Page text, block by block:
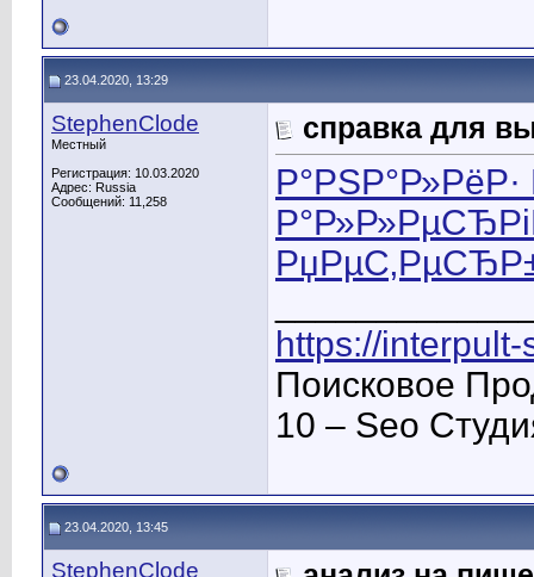
23.04.2020, 13:29
StephenClode
Местный
Регистрация: 10.03.2020
Адрес: Russia
Сообщений: 11,258
справка для
https://
Поисковое
10 – Seo
23.04.2020, 13:45
StephenClode